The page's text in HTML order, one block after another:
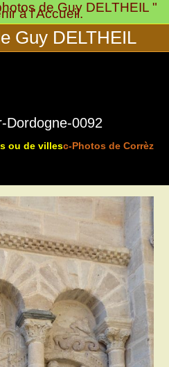
de Guy DELTHEIL "
à l'Accueil.
Guy DELTHEIL
Dordogne-0092
ou de villesc-Photos de Corrèze